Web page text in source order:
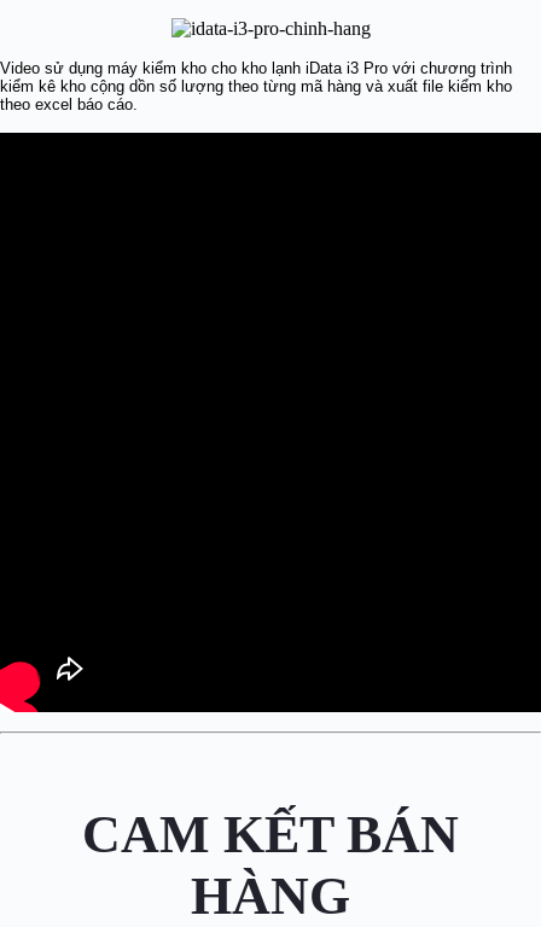
Video sử dụng máy kiểm kho cho kho lạnh iData i3 Pro với chương trình
kiểm kê kho cộng dồn số lượng theo từng mã hàng và xuất file kiểm kho
theo excel báo cáo.
CAM KẾT BÁN
HÀNG